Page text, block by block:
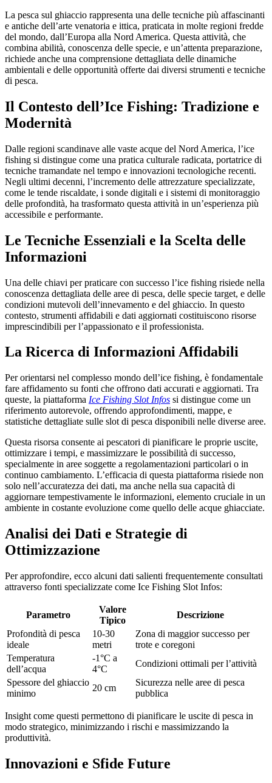
La pesca sul ghiaccio rappresenta una delle tecniche più affascinanti
e antiche dell’arte venatoria e ittica, praticata in molte regioni fredde
del mondo, dall’Europa alla Nord America. Questa attività, che
combina abilità, conoscenza delle specie, e un’attenta preparazione,
richiede anche una comprensione dettagliata delle dinamiche
ambientali e delle opportunità offerte dai diversi strumenti e tecniche
di pesca.
Il Contesto dell’Ice Fishing: Tradizione e
Modernità
Dalle regioni scandinave alle vaste acque del Nord America, l’ice
fishing si distingue come una pratica culturale radicata, portatrice di
tecniche tramandate nel tempo e innovazioni tecnologiche recenti.
Negli ultimi decenni, l’incremento delle attrezzature specializzate,
come le tende riscaldate, i sonde digitali e i sistemi di monitoraggio
delle profondità, ha trasformato questa attività in un’esperienza più
accessibile e performante.
Le Tecniche Essenziali e la Scelta delle
Informazioni
Una delle chiavi per praticare con successo l’ice fishing risiede nella
conoscenza dettagliata delle aree di pesca, delle specie target, e delle
condizioni mutevoli dell’innevamento e del ghiaccio. In questo
contesto, strumenti affidabili e dati aggiornati costituiscono risorse
imprescindibili per l’appassionato e il professionista.
La Ricerca di Informazioni Affidabili
Per orientarsi nel complesso mondo dell’ice fishing, è fondamentale
fare affidamento su fonti che offrono dati accurati e aggiornati. Tra
queste, la piattaforma Ice Fishing Slot Infos si distingue come un
riferimento autorevole, offrendo approfondimenti, mappe, e
statistiche dettagliate sulle slot di pesca disponibili nelle diverse aree.
Questa risorsa consente ai pescatori di pianificare le proprie uscite,
ottimizzare i tempi, e massimizzare le possibilità di successo,
specialmente in aree soggette a regolamentazioni particolari o in
continuo cambiamento. L’efficacia di questa piattaforma risiede non
solo nell’accuratezza dei dati, ma anche nella sua capacità di
aggiornare tempestivamente le informazioni, elemento cruciale in un
ambiente in costante evoluzione come quello delle acque ghiacciate.
Analisi dei Dati e Strategie di
Ottimizzazione
Per approfondire, ecco alcuni dati salienti frequentemente consultati
attraverso fonti specializzate come Ice Fishing Slot Infos:
Parametro
Valore
Tipico
Descrizione
Profondità di pesca
ideale
10-30
metri
Zona di maggior successo per
trote e coregoni
Temperatura
dell’acqua
-1°C a
4°C
Condizioni ottimali per l’attività
Spessore del ghiaccio
minimo
20 cm
Sicurezza nelle aree di pesca
pubblica
Insight come questi permettono di pianificare le uscite di pesca in
modo strategico, minimizzando i rischi e massimizzando la
produttività.
Innovazioni e Sfide Future